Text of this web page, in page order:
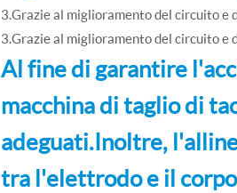
3.Grazie al miglioramento del circuito e
3.Grazie al miglioramento del circuito e
Al fine di garantire
macchina di taglio di
adeguati.Inoltre,
tra l'elettrodo e il